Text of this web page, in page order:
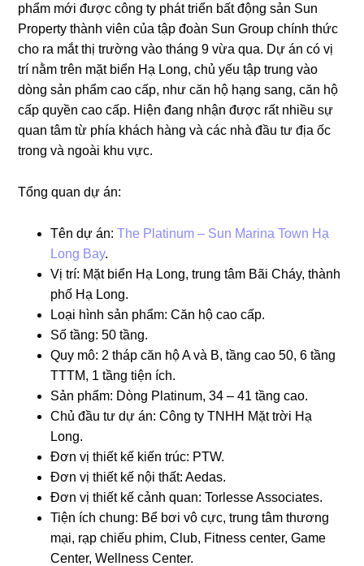
phẩm mới được công ty phát triển bất động sản Sun
Property thành viên của tập đoàn Sun Group chính thức
cho ra mắt thị trường vào tháng 9 vừa qua. Dự án có vị
trí nằm trên mặt biển Hạ Long, chủ yếu tập trung vào
dòng sản phẩm cao cấp, như căn hộ hạng sang, căn hộ
cấp quyền cao cấp. Hiện đang nhận được rất nhiều sự
quan tâm từ phía khách hàng và các nhà đầu tư địa ốc
trong và ngoài khu vực.
Tổng quan dự án:
Tên dự án:The Platinum – Sun Marina Town Hạ
Long Bay.
Vị trí: Mặt biển Hạ Long, trung tâm Bãi Cháy, thành
phố Hạ Long.
Loại hình sản phẩm: Căn hộ cao cấp.
Số tầng: 50 tầng.
Quy mô: 2 tháp căn hộ A và B, tầng cao 50, 6 tầng
TTTM, 1 tầng tiện ích.
Sản phẩm: Dòng Platinum, 34 – 41 tầng cao.
Chủ đầu tư dự án: Công ty TNHH Mặt trời Hạ
Long.
Đơn vị thiết kế kiến trúc: PTW.
Đơn vị thiết kế nội thất: Aedas.
Đơn vị thiết kế cảnh quan: Torlesse Associates.
Tiện ích chung: Bể bơi vô cực, trung tâm thương
mại, rạp chiếu phim, Club, Fitness center, Game
Center, Wellness Center.